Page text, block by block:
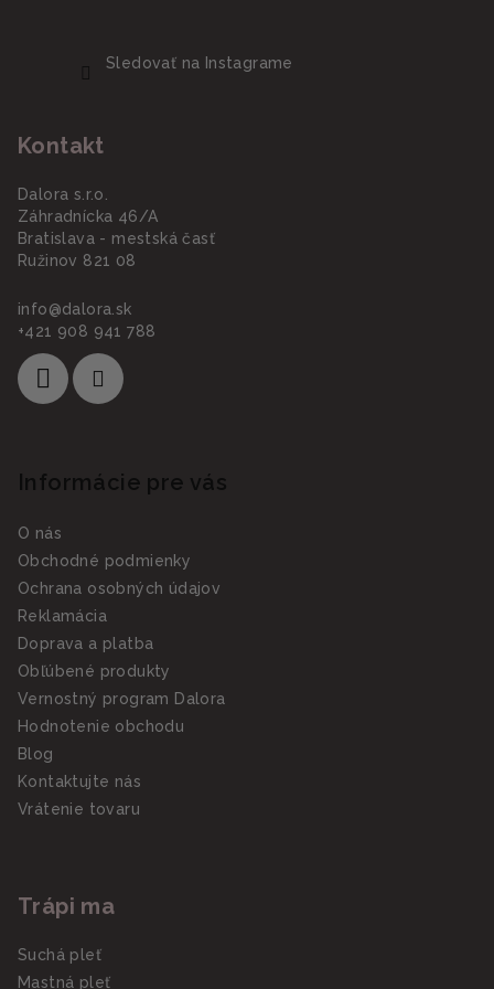
Sledovať na Instagrame
Kontakt
Dalora s.r.o.
Záhradnícka 46/A
Bratislava - mestská časť
Ružinov 821 08
info@dalora.sk
+421 908 941 788
Informácie pre vás
O nás
Obchodné podmienky
Ochrana osobných údajov
Reklamácia
Doprava a platba
Obľúbené produkty
Vernostný program Dalora
Hodnotenie obchodu
Blog
Kontaktujte nás
Vrátenie tovaru
Trápi ma
Suchá pleť
Mastná pleť